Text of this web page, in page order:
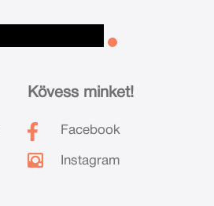
Kövess minket!
Facebook
Instagram